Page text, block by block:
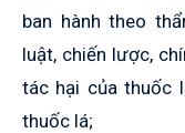
ban hành theo
luật, chiến lược,
tác hại của thuốc
thuốc lá;